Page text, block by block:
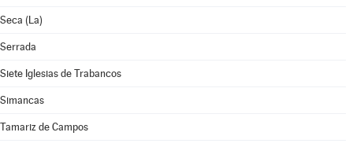
Seca (La)
Serrada
Siete Iglesias de Trabancos
Simancas
Tamariz de Campos